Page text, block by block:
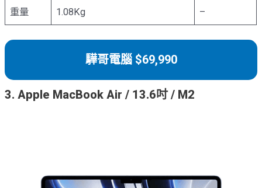
重量 1.08Kg –
驊哥電腦 $69,990
3. Apple MacBook Air / 13.6吋 / M2